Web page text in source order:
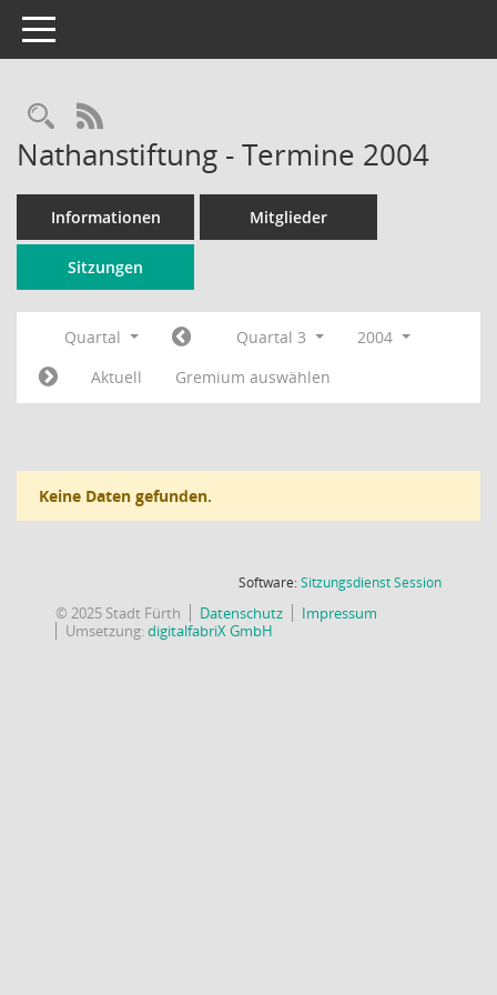
Toggle navigation
Rechercheauswahl
RSS-Feed
Nathanstiftung - Termine 2004
Informationen Mitglieder
Sitzungen
Quartal Quartal 3
2004
Aktuell
Gremium auswählen
Keine Daten gefunden.
Software:SitzungsdienstSession(Wird in
© 2025 Stadt Fürth Datenschutz
Impressum
Umsetzung:digitalfabriX GmbH